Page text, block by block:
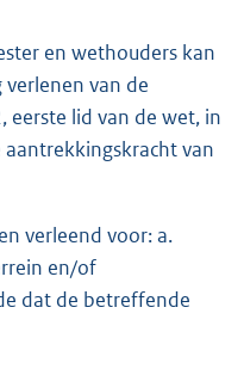
en wethouders kan
van de
eerste lid van de wet, in
van
verleend voor: a.
en/of
dat de betreffende